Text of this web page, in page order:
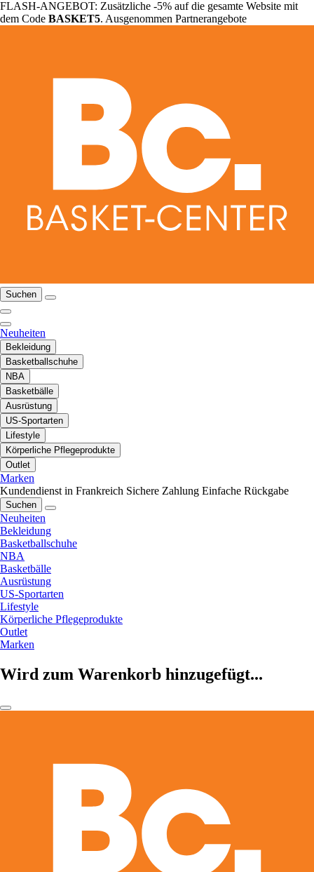
FLASH-ANGEBOT: Zusätzliche -5% auf die gesamte Website mit
dem Code BASKET5. Ausgenommen Partnerangebote
Suchen
Neuheiten
Bekleidung
Basketballschuhe
NBA
Basketbälle
Ausrüstung
US-Sportarten
Lifestyle
Körperliche Pflegeprodukte
Outlet
Marken
Kundendienst in Frankreich Sichere Zahlung Einfache Rückgabe
Suchen
Neuheiten
Bekleidung
Basketballschuhe
NBA
Basketbälle
Ausrüstung
US-Sportarten
Lifestyle
Körperliche Pflegeprodukte
Outlet
Marken
Wird zum Warenkorb hinzugefügt...